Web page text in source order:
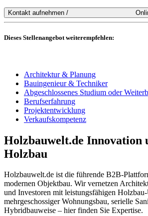
Dieses Stellenangebot weiterempfehlen:
Architektur & Planung
Bauingenieur & Techniker
Abgeschlossenes Studium oder
Berufserfahrung
Projektentwicklung
Verkaufskompetenz
Holzbauwelt.de Innovation
Holzbau
Holzbauwelt.de ist die führende B2B-
modernen Objektbau. Wir vernetzen
und Investoren mit leistungsfähigen
mehrgeschossiger Wohnungsbau, serielle
Hybridbauweise – hier finden Sie Expertise.